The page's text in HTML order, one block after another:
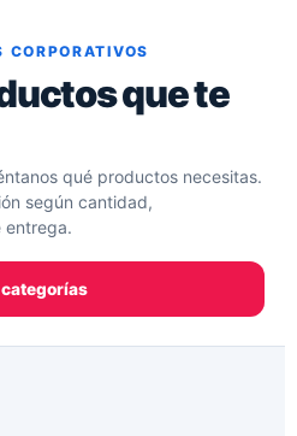
CORPORATIVOS
que te
qué productos necesitas.
según cantidad,
entrega.